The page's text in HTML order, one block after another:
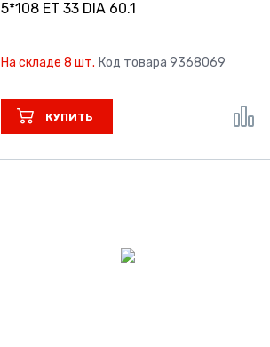
5*108 ET 33 DIA 60.1
На складе 8 шт. Код товара 9368069
КУПИТЬ